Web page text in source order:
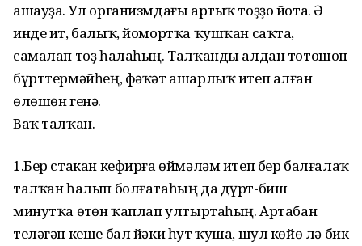
ашауҙа. Ул организмдағы артыҡ тоҙҙо йота. Ә
инде ит, балыҡ, йомортҡа ҡушҡан саҡта,
самалап тоҙ һалаһың. Талҡанды алдан тотошон
бүрттермәйһең, фәҡәт ашарлыҡ итеп алған
өлөшөн генә.
Ваҡ талҡан.
1.Бер стакан кефирға өймәләм итеп бер балғалаҡ
талҡан һалып болғатаһың да дүрт-биш
минутҡа өҫтөн ҡаплап ултыртаһың. Артабан
теләгән кеше бал йәки һут ҡуша, шул көйө лә бик